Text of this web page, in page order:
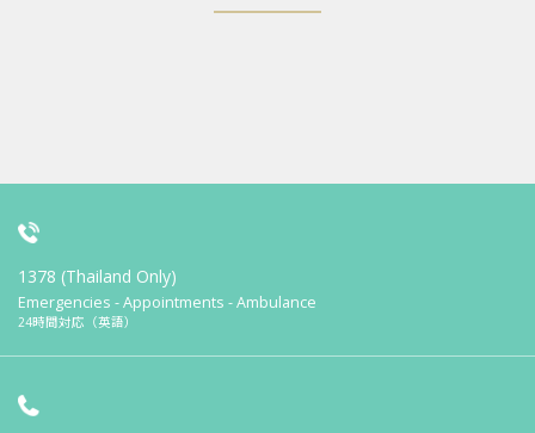
1378 (Thailand Only)
Emergencies - Appointments - Ambulance
24時間対応（英語）